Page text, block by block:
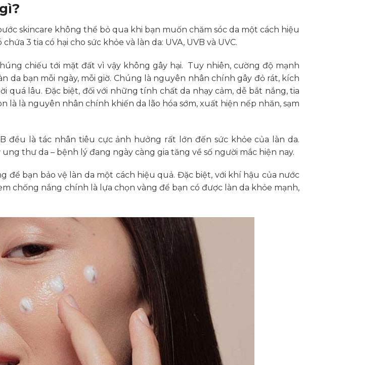
skincare không thể bỏ qua khi bạn muốn chăm sóc da một cách hiệu
3 tia có hại cho sức khỏe và làn da: UVA, UVB và UVC.
chiếu tới mặt đất vì vậy không gây hại. Tuy nhiên, cường độ mạnh
da bạn mỗi ngày, mỗi giờ. Chúng là nguyên nhân chính gây đỏ rát, kích
quá lâu. Đặc biệt, đối với những tính chất da nhạy cảm, dễ bắt nắng, tia
là là nguyên nhân chính khiến da lão hóa sớm, xuất hiện nếp nhăn, sạm
đều là tác nhân tiêu cực ảnh hưởng rất lớn đến sức khỏe của làn da.
thư da – bệnh lý đang ngày càng gia tăng về số người mắc hiện nay.
để bạn bảo vệ làn da một cách hiệu quả. Đặc biệt, với khí hậu của nước
chống nắng chính là lựa chọn vàng để bạn có được làn da khỏe mạnh,